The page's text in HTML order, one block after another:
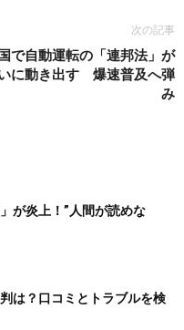
次の記事
で自動運転の「連邦法」が
に動き出す 爆速普及へ弾
み
が炎上！”人間が読めな
は？口コミとトラブルを検